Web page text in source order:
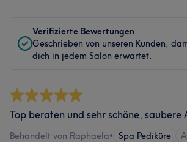
Verifizierte Bewertungen
Geschrieben von unseren Kunden,
dich in jedem Salon erwartet.
Top beraten und sehr schöne, saubere
Behandelt von Raphaela• Spa Pediküre